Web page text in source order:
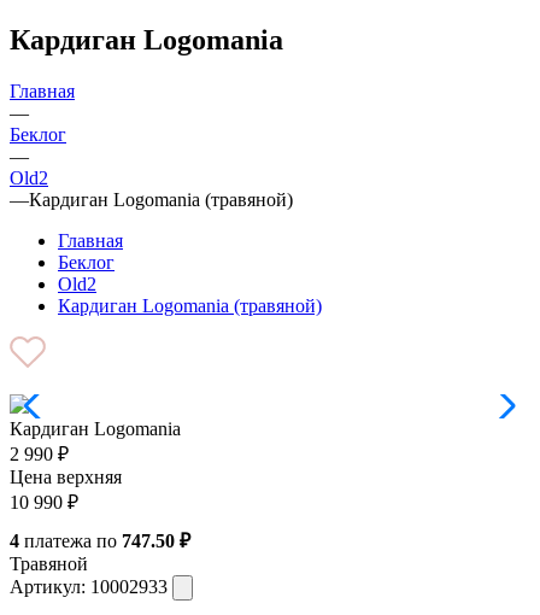
Кардиган Logomania
Главная
—
Беклог
—
Old2
—Кардиган Logomania (травяной)
Главная
Беклог
Old2
Кардиган Logomania (травяной)
Кардиган Logomania
2 990 ₽
Цена верхняя
10 990 ₽
4 платежа по 747.50 ₽
Травяной
Артикул: 10002933